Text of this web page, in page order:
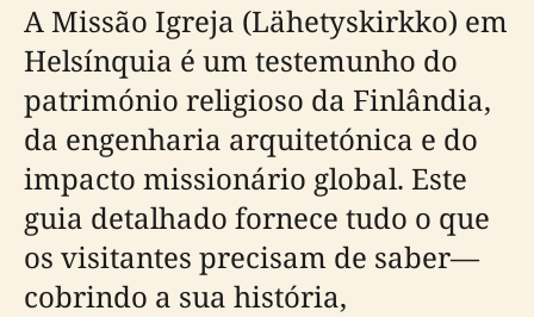
A Missão Igreja (Lähetyskirkko) em
Helsínquia é um testemunho do
património religioso da Finlândia,
da engenharia arquitetónica e do
impacto missionário global. Este
guia detalhado fornece tudo o que
os visitantes precisam de saber—
cobrindo a sua história,